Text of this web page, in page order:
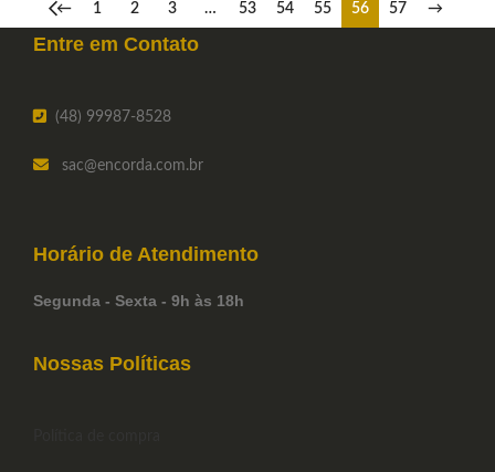
← 1 2 3 … 53 54 55 56 57 →
Entre em Contato
(48) 99987-8528
sac@encorda.com.br
Horário de Atendimento
Segunda - Sexta - 9h às 18h
Nossas Políticas